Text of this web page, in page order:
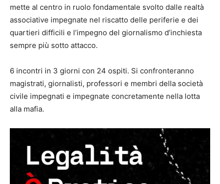
mette al centro in ruolo fondamentale svolto dalle realtà
associative impegnate nel riscatto delle periferie e dei
quartieri difficili e l’impegno del giornalismo d’inchiesta
sempre più sotto attacco.
6 incontri in 3 giorni con 24 ospiti. Si confronteranno
magistrati, giornalisti, professori e membri della società
civile impegnati e impegnate concretamente nella lotta
alla mafia.